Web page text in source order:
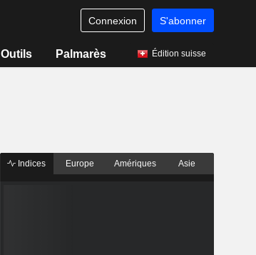
Connexion S'abonner
Outils Palmarès Édition suisse
Indices Europe Amériques Asie